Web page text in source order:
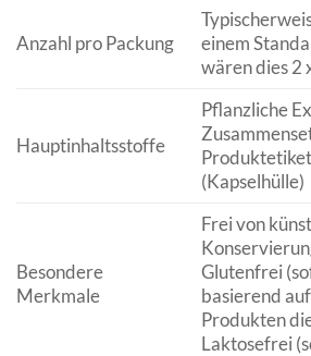
Anzahl pro Packung
einem
wären dies 2
Hauptinhaltsstoffe
Pflanzliche
(Kapselhülle)
Besondere
Merkmale
Frei von
Glutenfrei
basierend
Produkten
Laktosefrei